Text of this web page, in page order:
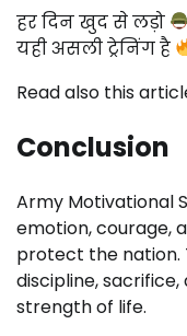
हर दिन खुद से लड़ो
यही असली ट्रेनिंग है
Read also this
Conclusion
Army Motivational
emotion, courage,
protect the nation.
discipline,
strength of life.